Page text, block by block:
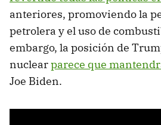
anteriores, promoviendo la
petrolera y el uso de
embargo, la posición de
nuclearparece que
Joe Biden.